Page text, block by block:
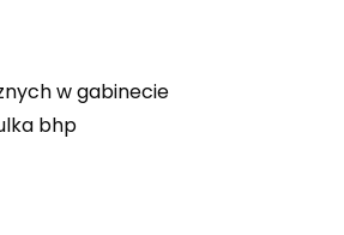
w gabinecie
bhp